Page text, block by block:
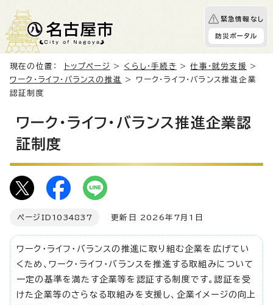
緊急情報なし
防災ポータル
現在の位置： トップページ > くらし・手続き >仕事・就労支援
>
ワーク・ライフ・バランスの推進
> ワーク・ライフ・バランス推進企業
認証制度
ワーク・ライフ・バランス推進企業認
証制度
ページID 1034837 更新日 2026年7月1日
ワーク・ライフ・バランスの推進に取り組む企業を広げてい
くため、ワーク・ライフ・バランスを推進する取組みについて
一定の基準を満たす企業等を認証する制度です。認証を受
けた企業等のさらなる取組みを支援し、企業イメージの向上